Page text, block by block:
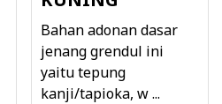
Bahan adonan dasar
jenang grendul ini
yaitu tepung
kanji/tapioka, w ...